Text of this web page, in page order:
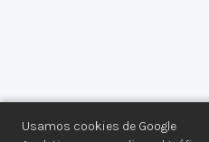
Usamos cookies de Google